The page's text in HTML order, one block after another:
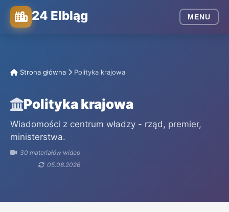
24 Elbląg MENU
Strona główna Polityka krajowa
Polityka krajowa
Wiadomości z centrum władzy - rząd, premier,
ministerstwa.
30 materiałów wideo
05.08.2026